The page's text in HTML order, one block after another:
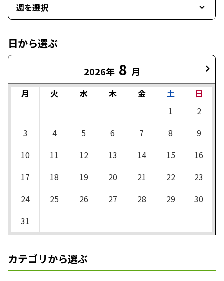
週を選択
日から選ぶ
2026年 8 月
月 火 水 木 金 土
日
1
2
3
4 5 6 7 8
9
10
11 12 13 14 15
16
17
18 19 20 21 22
23
24
25 26 27 28 29
30
31
カテゴリから選ぶ